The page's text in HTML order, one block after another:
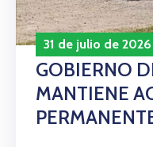
31 de julio de 2026
GOBIERNO
MANTIENE